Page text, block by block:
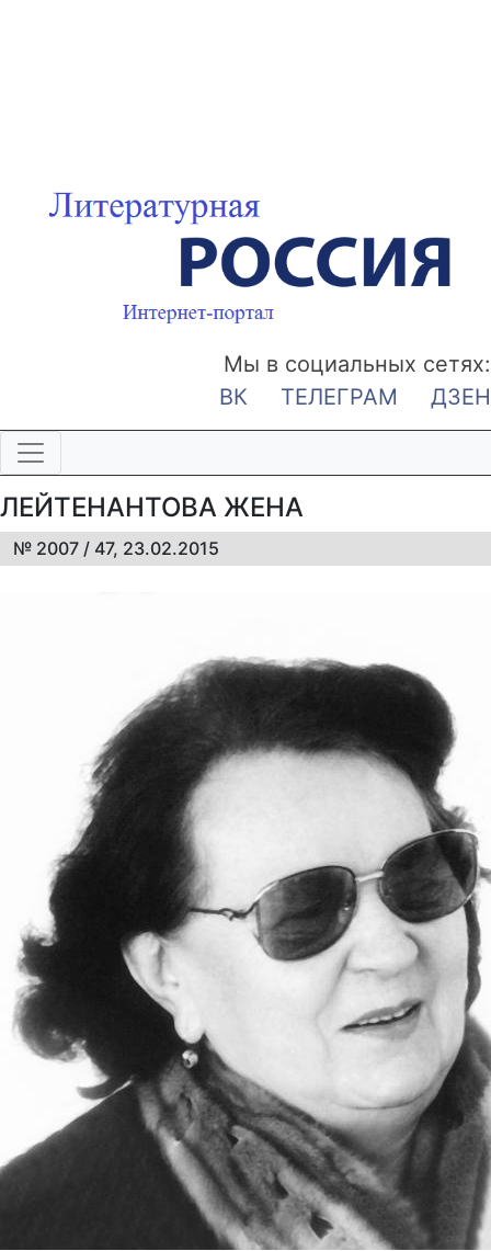
Мы в социальных сетях:
ВК
ТЕЛЕГРАМ ДЗЕН
ЛЕЙТЕНАНТОВА ЖЕНА
№ 2007 / 47, 23.02.2015